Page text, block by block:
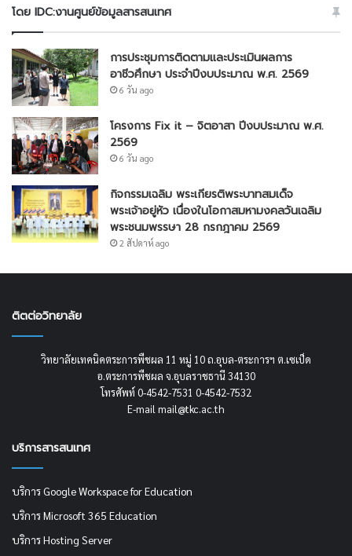
โดย IDC:งานศูนย์ข้อมูลสารสนเทศ
การประชุมการติดตามและประเมินผลการ
อาชีวศึกษา ประจำปีงบประมาณ พ.ศ. 2569
6 วัน ago
โครงการ Fix it – จิตอาสา ปีงบประมาณ พ.ศ.
2569
6 วัน ago
กิจกรรมเฉลิม พระเกียรติพระบาทสมเด็จ
พระเจ้าอยู่หัว เนื่องในโอกาสมหามงคลวันเฉลิม
พระชนมพรรษา 28 กรกฎาคม 2569
2 สัปดาห์ ago
ติตต่อวิทยาลัย
วิทยาลัยเทคนิคตระการพืชผล 11 หมู่ 10 ถ.อุบล-ตระการฯ ต.เซเป็ด
อ.ตระการพืชผล จ.อุบลราชธานี 34130
โทรศัพท์ 0-4542-7531 0-4542-7532
E-mail mail@tkc.ac.th
บริการสารสนเทศ
บริการ Google Workspace for Education
บริการ Microsoft 365 Education
บริการ Hosting Server